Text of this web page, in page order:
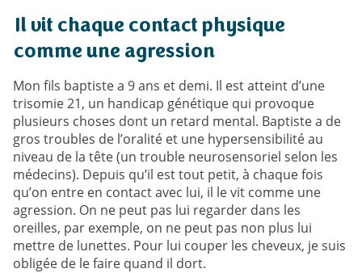
Il vit chaque contact physique
comme une agression
Mon fils baptiste a 9 ans et demi. Il est atteint d’une
trisomie 21, un handicap génétique qui provoque
plusieurs choses dont un retard mental. Baptiste a de
gros troubles de l’oralité et une hypersensibilité au
niveau de la tête (un trouble neurosensoriel selon les
médecins). Depuis qu’il est tout petit, à chaque fois
qu’on entre en contact avec lui, il le vit comme une
agression. On ne peut pas lui regarder dans les
oreilles, par exemple, on ne peut pas non plus lui
mettre de lunettes. Pour lui couper les cheveux, je suis
obligée de le faire quand il dort.